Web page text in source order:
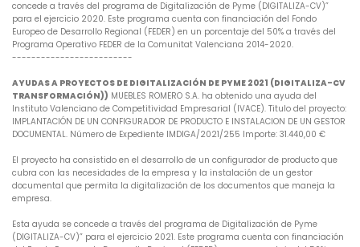
concede a través del programa de Digitalización de Pyme (DIGITALIZA-CV)”
para el ejercicio 2020. Este programa cuenta con financiación del Fondo
Europeo de Desarrollo Regional (FEDER) en un porcentaje del 50% a través del
Programa Operativo FEDER de la Comunitat Valenciana 2014-2020.
-------------------------
AYUDAS A PROYECTOS DE DIGITALIZACIÓN DE PYME 2021 (DIGITALIZA-CV
TRANSFORMACIÓN)) MUEBLES ROMERO S.A. ha obtenido una ayuda del
Instituto Valenciano de Competitividad Empresarial (IVACE). Titulo del proyecto:
IMPLANTACIÓN DE UN CONFIGURADOR DE PRODUCTO E INSTALACION DE UN GESTOR
DOCUMENTAL. Número de Expediente IMDIGA/2021/255 Importe: 31.440,00 €
El proyecto ha consistido en el desarrollo de un configurador de producto que
cubra con las necesidades de la empresa y la instalación de un gestor
documental que permita la digitalización de los documentos que maneja la
empresa.
Esta ayuda se concede a través del programa de Digitalización de Pyme
(DIGITALIZA-CV)” para el ejercicio 2021. Este programa cuenta con financiación